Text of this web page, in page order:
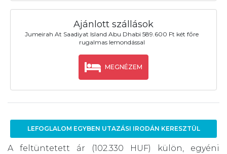
Ajánlott szállások
Jumeirah At Saadiyat Island Abu Dhabi 589.600 Ft két főre
rugalmas lemondással
MEGNÉZEM
LEFOGLALOM EGYBEN UTAZÁSI IRODÁN KERESZTÜL
A feltüntetett ár (102.330 HUF) külön, egyéni